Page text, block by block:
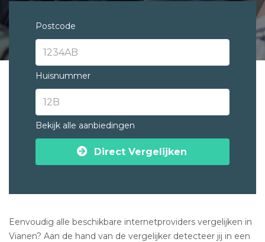
Postcode
Huisnummer
Bekijk alle aanbiedingen
Direct Vergelijken
Eenvoudig alle beschikbare internetproviders vergelijken in
Vianen? Aan de hand van de vergelijker detecteer jij in een